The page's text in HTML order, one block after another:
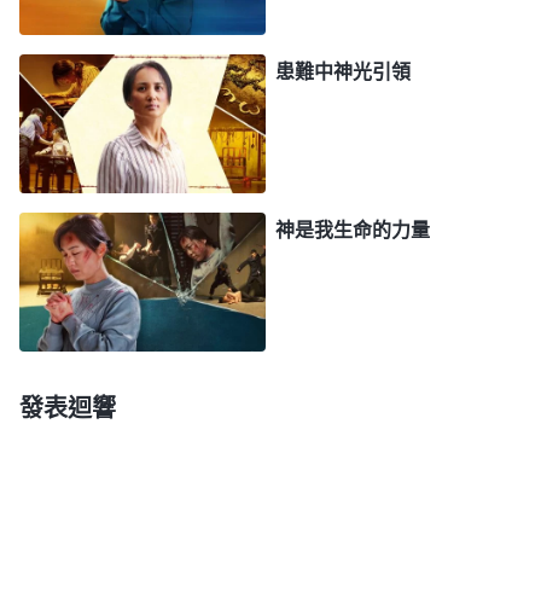
話説：「神創造了這個世界，創造了這個人類，更締
造了古希臘的文化與人類的文明，只有神在撫慰着這
個人類，也只有神在朝夕看顧着這個人類。人類的發
展與人類的進步不能離開神的主宰，人類的歷史與人
類的未來都不能逃脱神手的安排。你若是一個名副其
實的基督徒，那你一定會相信任何一個國家與民族的
興盛與衰退都在神的安排之下。任何一個國家與民族
的命運將會是如何只有神自己知道，這個人類將何去
何從也只有神自己掌握。 」
堂起來。對，神是造物的主，我們人類的前途命運都
患難中神光引領
神是我生命的力量
發表迴響